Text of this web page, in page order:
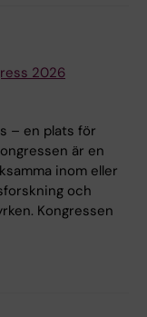
2026
– en plats för
är en
inom eller
och
Kongressen